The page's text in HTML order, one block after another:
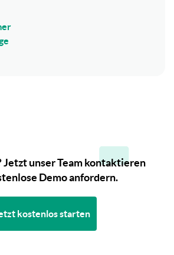
Jetzt unser Team kontaktieren
Demo anfordern.
kostenlos starten